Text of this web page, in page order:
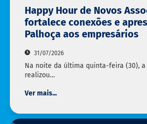
Happy Hour de Novos
fortalece conexões e
Palhoça aos empresários
31/07/2026
Na noite da última quinta-feira (30), a
realizou…
Ver mais...